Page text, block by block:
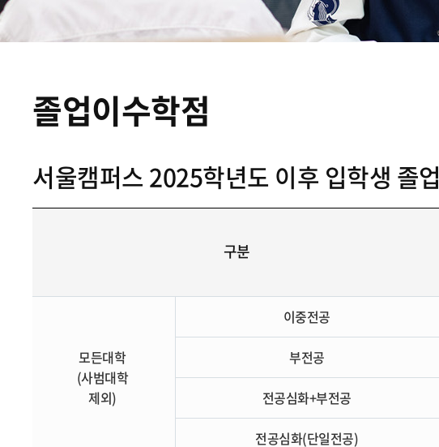
졸업이수학점
서울캠퍼스 2025학년도 이후 입학생 졸
구분
모든대학
(사범대학
제외)
이중전공
부전공
전공심화+부전공
전공심화(단일전공)